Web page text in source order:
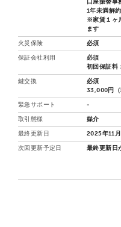
口座振替事
1年未満解
※家賃１ヶ
ます
火災保険 必須
保証会社利用
必須
初回保証料
鍵交換
必須
33,000円（
緊急サポート -
取引態様 媒介
最終更新日 2025年11
次回更新予定日 最終更新日